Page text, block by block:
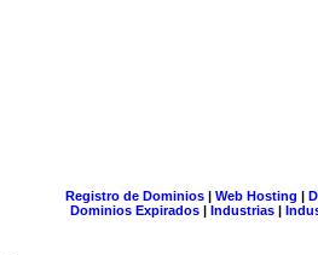
Registro de Dominios| Web Hosting |
Dominios Expirados | Industrias |